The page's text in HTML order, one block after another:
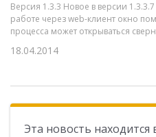
Версия 1.3.3 Новое в версии
работе через web-клиент окно
процесса может открываться
18.04.2014
Эта новость находится